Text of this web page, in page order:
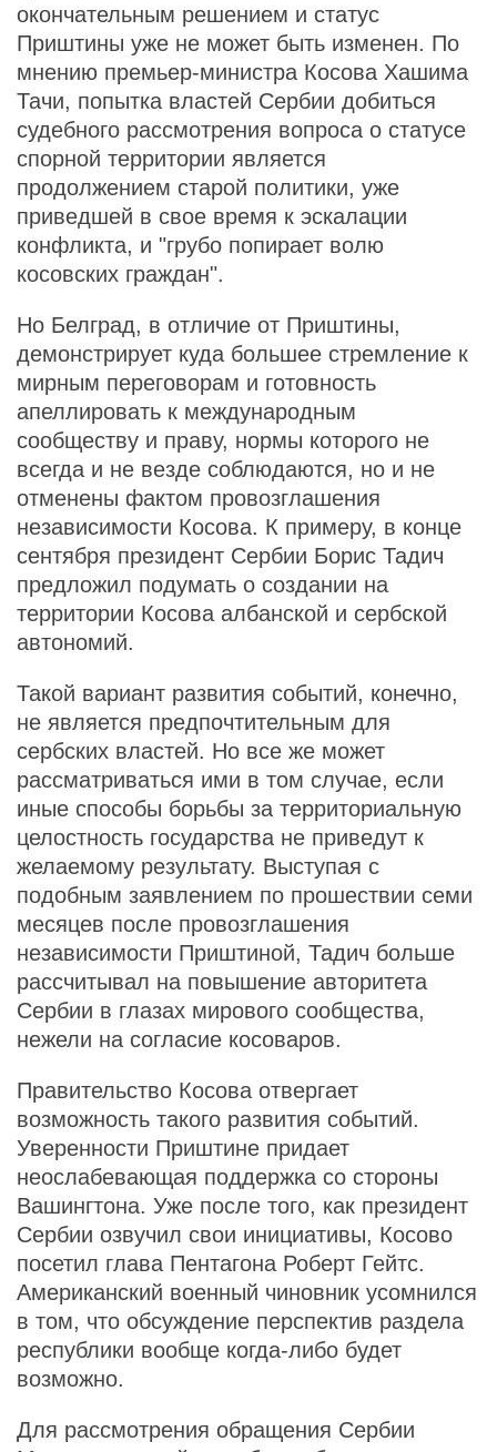
окончательным решением и статус
Приштины уже не может быть изменен. По
мнению премьер-министра Косова Хашима
Тачи, попытка властей Сербии добиться
судебного рассмотрения вопроса о статусе
спорной территории является
продолжением старой политики, уже
приведшей в свое время к эскалации
конфликта, и "грубо попирает волю
косовских граждан".
Но Белград, в отличие от Приштины,
демонстрирует куда большее стремление к
мирным переговорам и готовность
апеллировать к международным
сообществу и праву, нормы которого не
всегда и не везде соблюдаются, но и не
отменены фактом провозглашения
независимости Косова. К примеру, в конце
сентября президент Сербии Борис Тадич
предложил подумать о создании на
территории Косова албанской и сербской
автономий.
Такой вариант развития событий, конечно,
не является предпочтительным для
сербских властей. Но все же может
рассматриваться ими в том случае, если
иные способы борьбы за территориальную
целостность государства не приведут к
желаемому результату. Выступая с
подобным заявлением по прошествии семи
месяцев после провозглашения
независимости Приштиной, Тадич больше
рассчитывал на повышение авторитета
Сербии в глазах мирового сообщества,
нежели на согласие косоваров.
Правительство Косова отвергает
возможность такого развития событий.
Уверенности Приштине придает
неослабевающая поддержка со стороны
Вашингтона. Уже после того, как президент
Сербии озвучил свои инициативы, Косово
посетил глава Пентагона Роберт Гейтс.
Американский военный чиновник усомнился
в том, что обсуждение перспектив раздела
республики вообще когда-либо будет
возможно.
Для рассмотрения обращения Сербии